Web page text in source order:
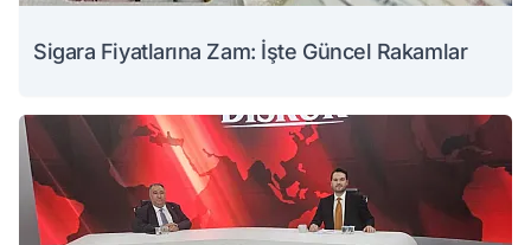
Sigara Fiyatlarına Zam: İşte Güncel Rakamlar